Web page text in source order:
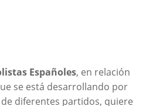
Españoles, en relación
se está desarrollando por
diferentes partidos, quiere